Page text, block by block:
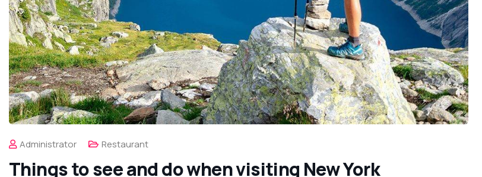
Administrator Restaurant
Things to see and do when visiting New York